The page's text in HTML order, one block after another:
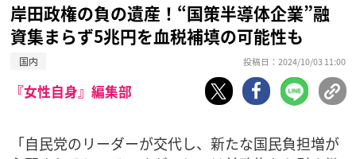
岸田政権の負の遺産！“国策半導体企業”融
資集まらず5兆円を血税補填の可能性も
国内 投稿日：2024/10/03 11:00
『女性自身』編集部
「自民党のリーダーが交代し、新たな国民負担増が